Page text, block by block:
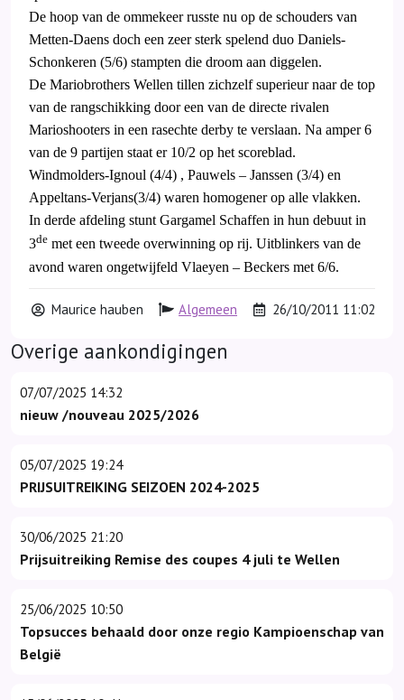
De hoop van de ommekeer russte nu op de schouders van
Metten-Daens doch een zeer sterk spelend duo Daniels-
Schonkeren (5/6) stampten die droom aan diggelen.
De Mariobrothers Wellen tillen zichzelf superieur naar de top
van de rangschikking door een van de directe rivalen
Marioshooters in een rasechte derby te verslaan. Na amper 6
van de 9 partijen staat er 10/2 op het scoreblad.
Windmolders-Ignoul (4/4) , Pauwels – Janssen (3/4) en
Appeltans-Verjans(3/4) waren homogener op alle vlakken.
In derde afdeling stunt Gargamel Schaffen in hun debuut in
3de met een tweede overwinning op rij. Uitblinkers van de
avond waren ongetwijfeld Vlaeyen – Beckers met 6/6.
Maurice hauben Algemeen 26/10/2011 11:02
Overige aankondigingen
07/07/2025 14:32
nieuw /nouveau 2025/2026
05/07/2025 19:24
PRIJSUITREIKING SEIZOEN 2024-2025
30/06/2025 21:20
Prijsuitreiking Remise des coupes 4 juli te Wellen
25/06/2025 10:50
Topsucces behaald door onze regio Kampioenschap van
België